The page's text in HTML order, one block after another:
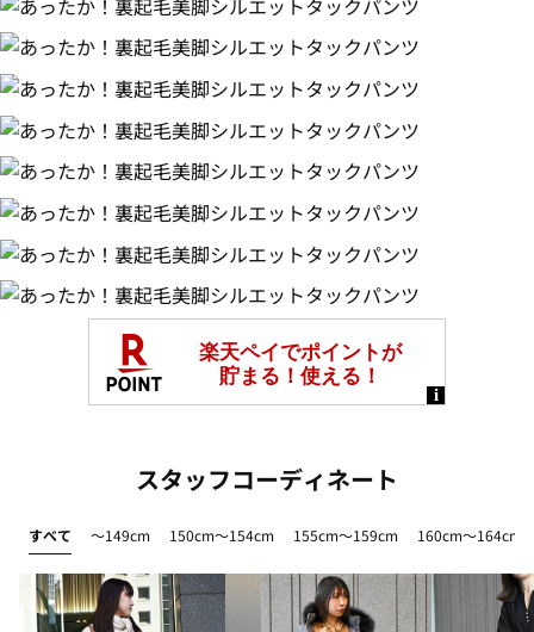
スタッフコーディネート
すべて ～149cm 150cm～154cm 155cm～159cm 160cm～164cm